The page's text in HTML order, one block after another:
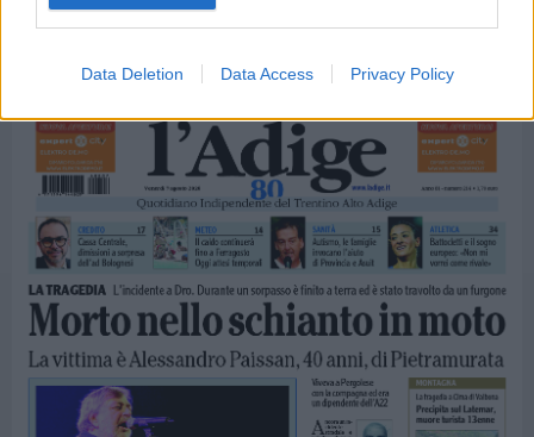
Data Deletion Data Access Privacy Policy